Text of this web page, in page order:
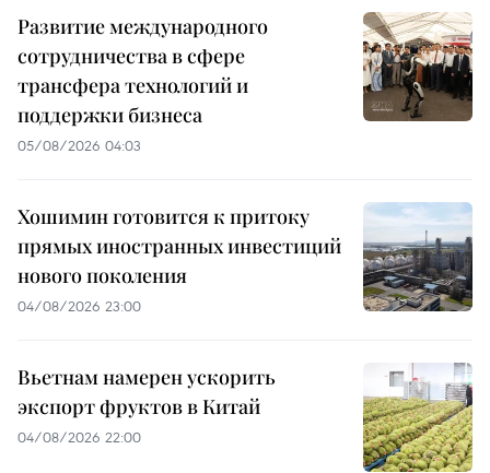
Развитие международного
сотрудничества в сфере
трансфера технологий и
поддержки бизнеса
05/08/2026 04:03
Хошимин готовится к притоку
прямых иностранных инвестиций
нового поколения
04/08/2026 23:00
Вьетнам намерен ускорить
экспорт фруктов в Китай
04/08/2026 22:00